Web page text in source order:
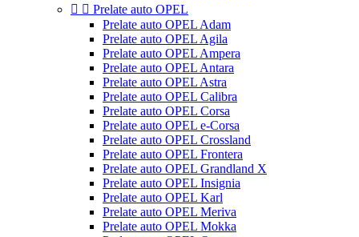
  Prelate auto OPEL
Prelate auto OPEL Adam
Prelate auto OPEL Agila
Prelate auto OPEL Ampera
Prelate auto OPEL Antara
Prelate auto OPEL Astra
Prelate auto OPEL Calibra
Prelate auto OPEL Corsa
Prelate auto OPEL e-Corsa
Prelate auto OPEL Crossland
Prelate auto OPEL Frontera
Prelate auto OPEL Grandland X
Prelate auto OPEL Insignia
Prelate auto OPEL Karl
Prelate auto OPEL Meriva
Prelate auto OPEL Mokka